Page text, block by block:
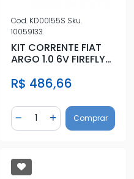
Cod. KD00155S Sku.
10059133
KIT CORRENTE FIAT
ARGO 1.0 6V FIREFLY
R$ 486,66
Diminuir Quantidade
Quantidade
AdicionarComprar